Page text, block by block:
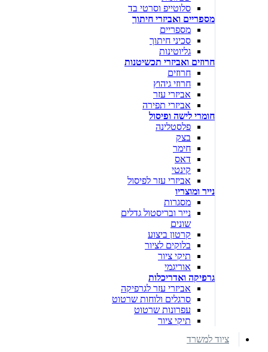
סלוטייפ וסרטי בד
מספריים ואביזרי חיתוך
מספריים
סכיני חיתוך
גליוטינות
חרוזים ואביזרי תכשיטנות
חרוזים
חרוזי גיהוץ
אביזרי עזר
אביזרי תפירה
חומרי לישה ופיסול
פלסטלינה
בצק
חימר
דאס
קינטי
אביזרי עזר לפיסול
נייר ומוצריו
מסגרות
נייר ובריסטול גדלים
שונים
קרטון ביצוע
בלוקים לציור
תיקי ציור
אוריגמי
גרפיקה ואדריכלות
אביזרי עזר לגרפיקה
סרגלים ולוחות שרטוט
עפרונות שרטוט
תיקי ציור
ציוד למשרד